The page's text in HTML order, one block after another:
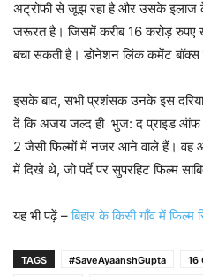
अट्रोफी से जूझ रहा है और उसके इलाज के
जरूरत है। जिसमें करीब 16 करोड़ रुपए
बचा सकती है। डोनेशन लिंक कमेंट बॉक्स
इसके बाद, सभी प्रशंसक उनके इस
दें कि अजय जल्द ही भुज: द प्राइड ऑफ
2 जैसी फिल्मों में नजर आने वाले हैं। वह
में दिखे थे, जो पर्दे पर सुपरहिट फिल्म
यह भी पढ़ें –बिहार के किसी गाँव में फिल्म
TAGS #SaveAyaanshGupta 16